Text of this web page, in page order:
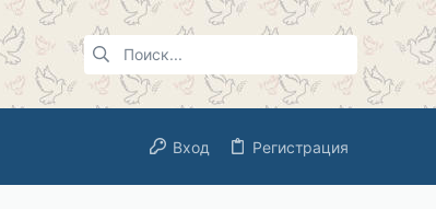
Вход Регистрация